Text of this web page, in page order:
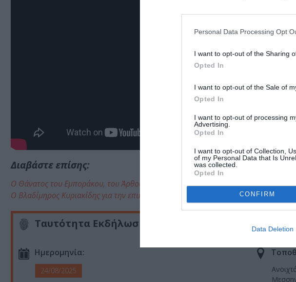
Personal Data Processing Opt
I want to opt-out of the Sharing
Opted In
I want to opt-out of the Sale of
Opted In
I want to opt-out of processing
Advertising.
Opted In
I want to opt-out of Collection,
of my Personal Data that Is
was collected.
Opted In
CONFIRM
Data Deletion
Διαβάστε επίσης:
Ο Θάνατος του Εμποράκου, του Άρθουρ Μίλερ σε σκηνοθεσία Γιώργου Νανούρη σε
Ο Βλαδίμηρος Κυριακίδης για την επικαιρότητα του έργου «Ο Θάνατος του
Ταυτότητα Εκδήλωσης
Ημερομηνία:
24/08/2025